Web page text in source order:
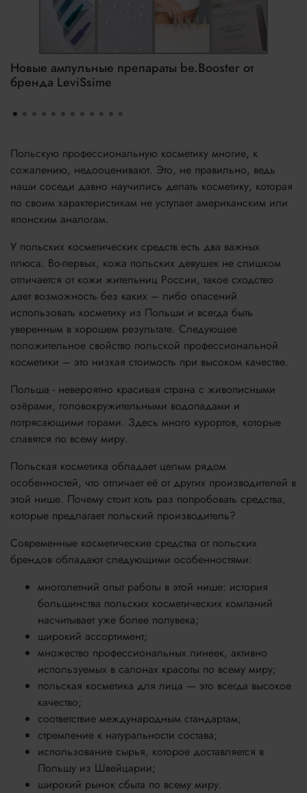
Новые ампульные препараты be.Booster от
бренда LeviSsime
Польскую профессиональную косметику многие, к
сожалению, недооценивают. Это, не правильно, ведь
наши соседи давно научились делать косметику, которая
по своим характеристикам не уступает американским или
японским аналогам.
У польских косметических средств есть два важных
плюса. Во-первых, кожа польских девушек не слишком
отличается от кожи жительниц России, такое сходство
дает возможность без каких – либо опасений
использовать косметику из Польши и всегда быть
уверенным в хорошем результате. Следующее
положительное свойство польской профессиональной
косметики – это низкая стоимость при высоком качестве.
Польша - невероятно красивая страна с живописными
озёрами, головокружительными водопадами и
потрясающими горами. Здесь много курортов, которые
славятся по всему миру.
Польская косметика обладает целым рядом
особенностей, что отличает её от других производителей в
этой нише. Почему стоит хоть раз попробовать средства,
которые предлагает польский производитель?
Современные косметические средства от польских
брендов обладают следующими особенностями:
многолетний опыт работы в этой нише: история
большинства польских косметических компаний
насчитывает уже более полувека;
широкий ассортимент;
множество профессиональных линеек, активно
используемых в салонах красоты по всему миру;
польская косметика для лица — это всегда высокое
качество;
соответствие международным стандартам;
стремление к натуральности состава;
использование сырья, которое доставляется в
Польшу из Швейцарии;
широкий рынок сбыта по всему миру.